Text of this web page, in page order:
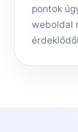
pontok
weboldal